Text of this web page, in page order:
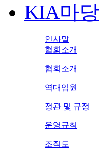
KIA마당
인사말
협회소개
협회소개
역대임원
정관 및 규정
운영규칙
조직도